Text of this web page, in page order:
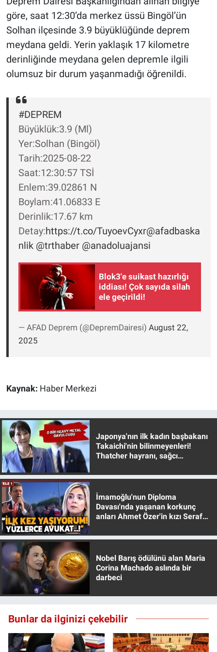
göre, saat 12:30’da merkez üssü Bingöl’ün
Solhan ilçesinde 3.9 büyüklüğünde deprem
meydana geldi. Yerin yaklaşık 17 kilometre
derinliğinde meydana gelen depremle ilgili
olumsuz bir durum yaşanmadığı öğrenildi.
#DEPREM
Büyüklük:3.9 (Ml)
Yer:Solhan (Bingöl)
Tarih:2025-08-22
Saat:12:30:57 TSİ
Enlem:39.02861 N
Boylam:41.06833 E
Derinlik:17.67 km
Detay:https://t.co/TuyoevCyxr@afadbaska
nlik @trthaber @anadoluajansi
Blok3'e suikast hazırlığı
iddiası! Çok sayıda silah
ele geçirildi!
— AFAD Deprem (@DepremDairesi) August 22,
2025
Kaynak: Haber Merkezi
Japonya'nın ilk kadın başbakanı
Takaichi'nin bilinmeyenleri!
Thatcher hayranı, sağcı
İmamoğlu'nun Diploma
Davası'nda yaşanan korkunç
anları Ahmet Özer'in kızı Seraf
Nobel Barış ödülünü alan Maria
Corina Machado aslında bir
darbeci
Bunlar da ilginizi çekebilir
Gündem Özel
Günün görüntüsü
Haber
İlan
Koronavirüs
Kültür Sanat
Ne demişti
Nedir
Popüler
Programlar
Sağlık
Teknoloji
Türkiye'nin Gündemi
Yerel Gündem
Yerel Yaşam
Canlı Yayın